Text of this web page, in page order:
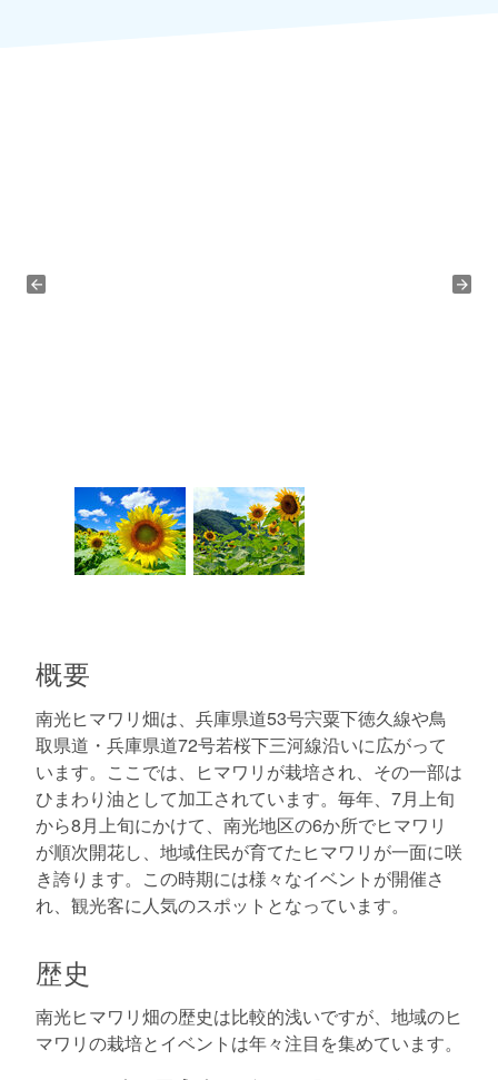
概要
南光ヒマワリ畑は、兵庫県道53号宍粟下徳久線や鳥
取県道・兵庫県道72号若桜下三河線沿いに広がって
います。ここでは、ヒマワリが栽培され、その一部は
ひまわり油として加工されています。毎年、7月上旬
から8月上旬にかけて、南光地区の6か所でヒマワリ
が順次開花し、地域住民が育てたヒマワリが一面に咲
き誇ります。この時期には様々なイベントが開催さ
れ、観光客に人気のスポットとなっています。
歴史
南光ヒマワリ畑の歴史は比較的浅いですが、地域のヒ
マワリの栽培とイベントは年々注目を集めています。